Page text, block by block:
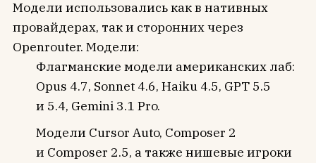
Модели использовались как в нативных
провайдерах, так и сторонних через
Openrouter. Модели:
Флагманские модели американских лаб:
Opus 4.7, Sonnet 4.6, Haiku 4.5, GPT 5.5
и 5.4, Gemini 3.1 Pro.
Модели Cursor Auto, Composer 2
и Composer 2.5, а также нишевые игроки